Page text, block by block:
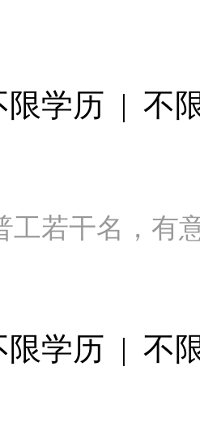
学历 | 不
工若干名，有
学历 | 不